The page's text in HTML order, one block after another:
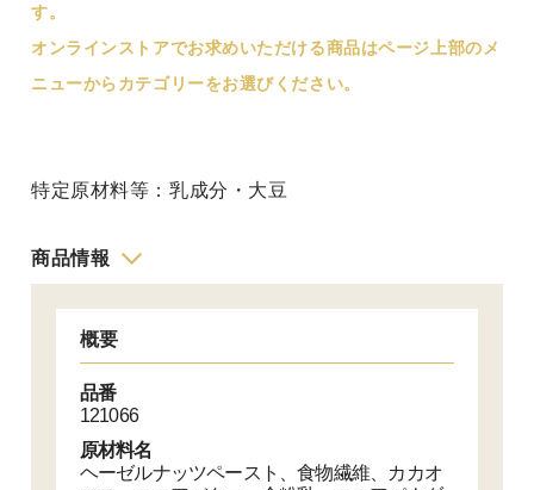
す。
オンラインストアでお求めいただける商品はページ上部のメ
ニューからカテゴリーをお選びください。
特定原材料等：乳成分・大豆
商品情報
概要
品番
121066
原材料名
ヘーゼルナッツペースト、食物繊維、カカオ